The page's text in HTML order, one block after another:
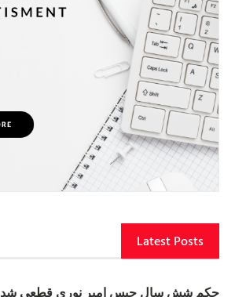
Latest Posts
حکم شش سال حبس امیر نوری قطعی شد